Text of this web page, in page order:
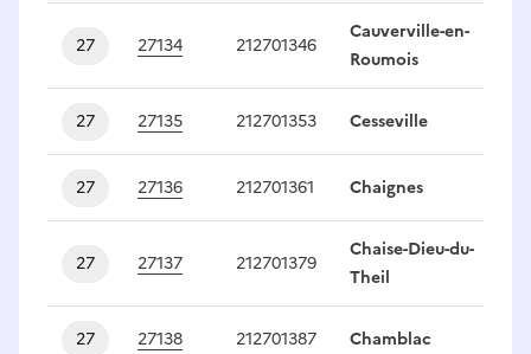
27 27134 212701346
Cauverville-en-
Roumois
27 27135 212701353 Cesseville
27 27136 212701361 Chaignes
27 27137 212701379
Chaise-Dieu-du-
Theil
27 27138 212701387 Chamblac